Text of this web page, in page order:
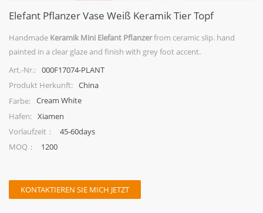
Elefant Pflanzer Vase Weiß Keramik Tier Topf
Handmade Keramik Mini Elefant Pflanzerfrom ceramic slip. hand
painted in a clear glaze and finish with grey foot accent.
Art.-Nr.: 000F17074-PLANT
Produkt Herkunft: China
Farbe: Cream White
Hafen: Xiamen
Vorlaufzeit：
45-60days
MOQ：
1200
KONTAKTIEREN SIE MICH JETZT